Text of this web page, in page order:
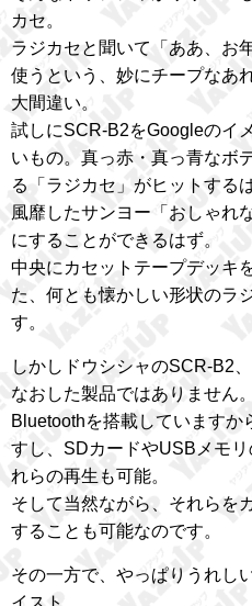
カセ。
ラジカセと聞いて「ああ、お
使うという、妙にチープなあ
大間違い。
試しにSCR-B2をGoogleのイ
いもの。真っ赤・真っ青なボ
る「ラジカセ」がヒットする
風靡したサンヨー「おしゃれ
にすることができるはず。
中央にカセットテープデッキ
た、何とも懐かしい形状のラ
す。
しかしドウシシャのSCR-B2
なおした製品ではありません。
Bluetoothを搭載しています
すし、SDカードやUSBメモ
れらの再生も可能。
そして当然ながら、それらを
することも可能なのです。
その一方で、やっぱりうれし
イスト。